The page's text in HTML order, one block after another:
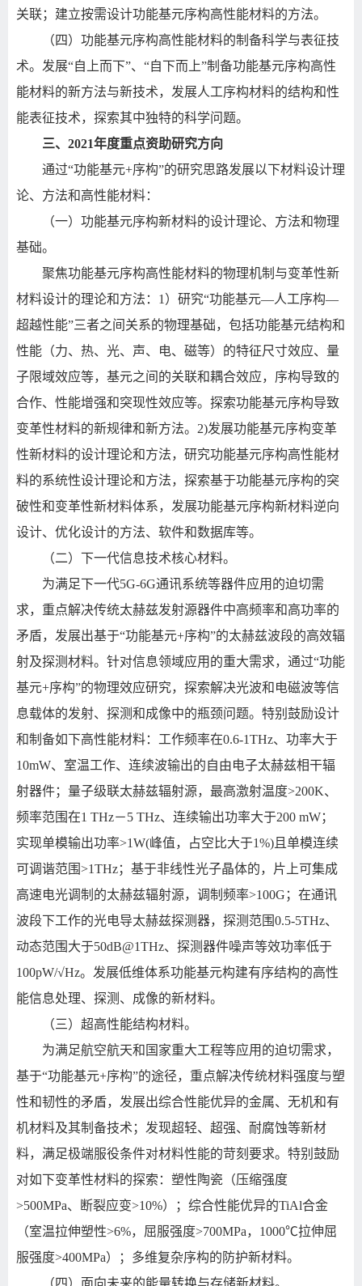
关联；建立按需设计功能基元序构高性能材料的方法。
（四）功能基元序构高性能材料的制备科学与表征技
术。发展“自上而下”、 “自下而上”制备功能基元序构高性
能材料的新方法与新技术，发展人工序构材料的结构和性
能表征技术，探索其中独特的科学问题。
三、 2021年度重点资助研究方向
通过“功能基元+序构”的研究思路发展以下材料设计理
论、方法和高性能材料：
（一）功能基元序构新材料的设计理论、方法和物理
基础。
聚焦功能基元序构高性能材料的物理机制与变革性新
材料设计的理论和方法： 1 ）研究“功能基元—人工序构—
超越性能”三者之间关系的物理基础，包括功能基元结构和
性能（力、热、光、声、电、磁等）的特征尺寸效应、量
子限域效应等，基元之间的关联和耦合效应，序构导致的
合作、性能增强和突现性效应等。探索功能基元序构导致
变革性材料的新规律和新方法。 2)发展功能基元序构变革
性新材料的设计理论和方法，研究功能基元序构高性能材
料的系统性设计理论和方法，探索基于功能基元序构的突
破性和变革性新材料体系，发展功能基元序构新材料逆向
设计、优化设计的方法、软件和数据库等。
（二）下一代信息技术核心材料。
为满足下一代5G-6G通讯系统等器件应用的迫切需
求，重点解决传统太赫兹发射源器件中高频率和高功率的
矛盾，发展出基于“功能基元+序构”的太赫兹波段的高效辐
射及探测材料。针对信息领域应用的重大需求，通过“功能
基元+序构”的物理效应研究，探索解决光波和电磁波等信
息载体的发射、探测和成像中的瓶颈问题。特别鼓励设计
和制备如下高性能材料：工作频率在0.6-1THz、功率大于
10mW、室温工作、连续波输出的自由电子太赫兹相干辐
射器件；量子级联太赫兹辐射源，最高激射温度>200K、
频率范围在1 THz－5 THz、连续输出功率大于200 mW；
实现单模输出功率>1W(峰值，占空比大于1%) 且单模连续
可调谐范围>1THz；基于非线性光子晶体的，片上可集成
高速电光调制的太赫兹辐射源，调制频率>100G ；在通讯
波段下工作的光电导太赫兹探测器，探测范围0.5-5THz、
动态范围大于50dB@1THz、探测器件噪声等效功率低于
100pW/√Hz。发展低维体系功能基元构建有序结构的高性
能信息处理、探测、成像的新材料。
（三）超高性能结构材料。
为满足航空航天和国家重大工程等应用的迫切需求，
基于“功能基元+序构”的途径，重点解决传统材料强度与塑
性和韧性的矛盾，发展出综合性能优异的金属、无机和有
机材料及其制备技术；发现超轻、超强、耐腐蚀等新材
料，满足极端服役条件对材料性能的苛刻要求。特别鼓励
对如下变革性材料的探索：塑性陶瓷（压缩强度
>500MPa、断裂应变>10%）；综合性能优异的TiAl合金
（室温拉伸塑性>6%，屈服强度>700MPa， 1000℃拉伸屈
服强度>400MPa）；多维复杂序构的防护新材料。
（四）面向未来的能量转换与存储新材料。